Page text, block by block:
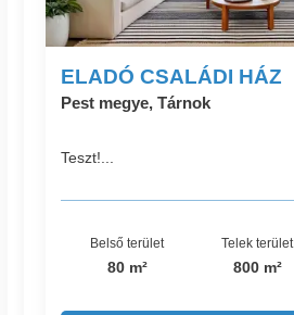
ELADÓ CSALÁDI HÁZ
Pest megye, Tárnok
Teszt!...
Belső terület
80 m²
Telek terület
800 m²